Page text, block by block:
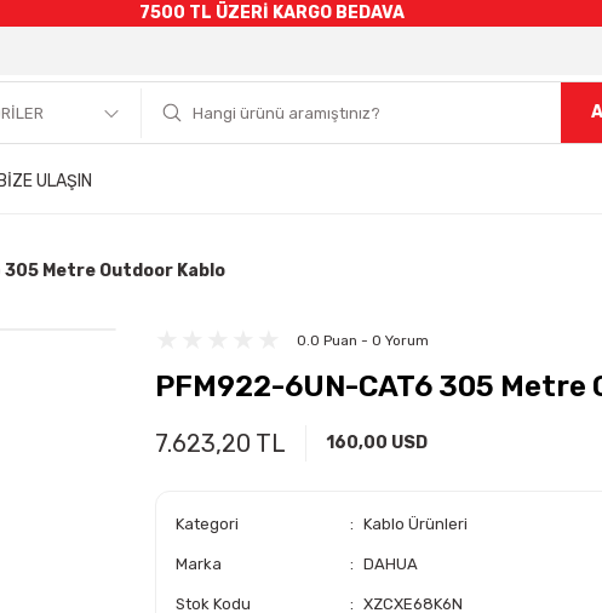
7500 TL ÜZERİ KARGO BEDAVA
BİZE ULAŞIN
305 Metre Outdoor Kablo
0.0 Puan - 0 Yorum
PFM922-6UN-CAT6 305 Metre
7.623,20 TL 160,00 USD
Kategori Kablo Ürünleri
Marka DAHUA
Stok Kodu XZCXE68K6N